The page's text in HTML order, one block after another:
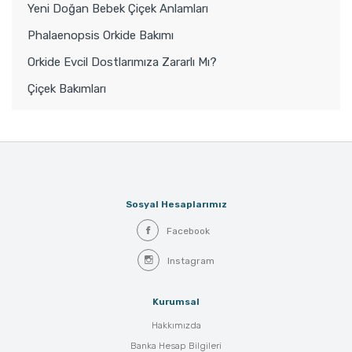
Yeni Doğan Bebek Çiçek Anlamları
Phalaenopsis Orkide Bakımı
Orkide Evcil Dostlarımıza Zararlı Mı?
Çiçek Bakımları
Sosyal Hesaplarımız
Facebook
Instagram
Kurumsal
Hakkımızda
Banka Hesap Bilgileri